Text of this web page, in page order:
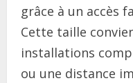
grâce à un accès
Cette taille
installations
ou une distance